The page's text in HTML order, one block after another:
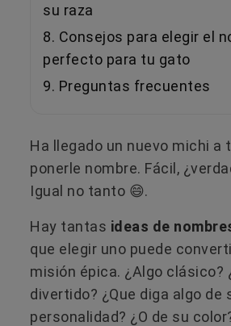
su raza
8. Consejos para elegir el
perfecto para tu gato
9. Preguntas frecuentes
Ha llegado un nuevo michi a
ponerle nombre. Fácil,
Igual no tanto 😄.
Hay tantas ideas de
que elegir uno puede
misión épica. ¿Algo clásico?
divertido? ¿Que diga algo de
personalidad? ¿O de su